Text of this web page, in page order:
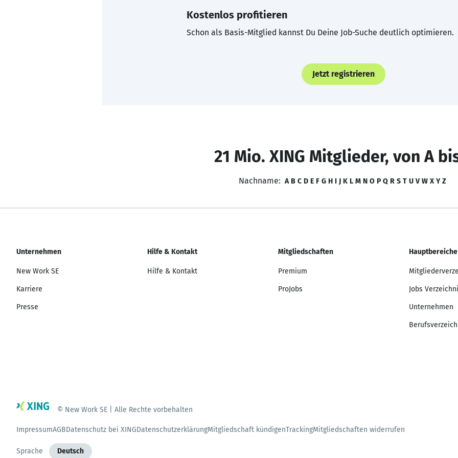
Kostenlos profitieren
Schon als Basis-Mitglied kannst Du Deine Job-Suche deutlich optimieren.
Jetzt registrieren
21 Mio. XING Mitglieder, von A
Nachname: A B C D E F G H I J K L M N O P Q R S T U V W X Y Z
Unternehmen
New Work SE
Karriere
Presse
Hilfe & Kontakt
Hilfe & Kontakt
Mitgliedschaften
Premium
ProJobs
Hauptbereiche
Jobs
Unternehmen
© New Work SE | Alle Rechte vorbehalten
ImpressumAGBDatenschutz bei XINGDatenschutzerklärungMitgliedschaft kündigenTrackingMitgliedschaften widerrufen
Sprache Deutsch